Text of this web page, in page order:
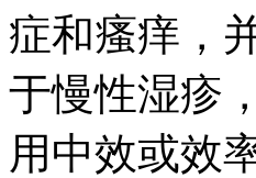
症和瘙痒，
于慢性湿疹
用中效或效